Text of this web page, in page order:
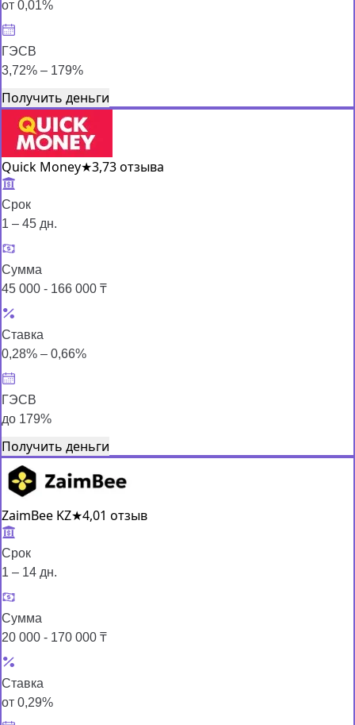
от 0,01%
ГЭСВ
3,72% – 179%
Получить деньги
Quick Money★3,73 отзыва
Срок
1 – 45 дн.
Сумма
45 000 - 166 000 ₸
Ставка
0,28% – 0,66%
ГЭСВ
до 179%
Получить деньги
ZaimBee KZ★4,01 отзыв
Срок
1 – 14 дн.
Сумма
20 000 - 170 000 ₸
Ставка
от 0,29%